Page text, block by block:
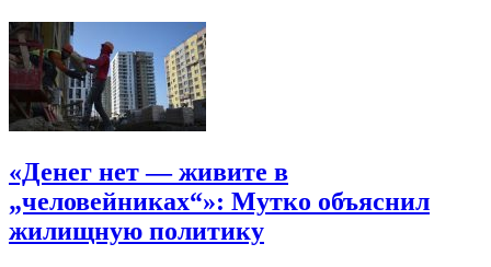
«Денег нет — живите в
„человейниках“»: Мутко объяснил
жилищную политику